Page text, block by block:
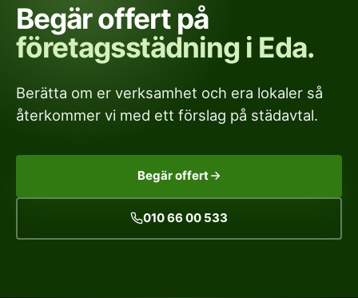
Begär offert på
företagsstädning i Eda.
Berätta om er verksamhet och era lokaler så
återkommer vi med ett förslag på städavtal.
Begär offert
010 66 00 533